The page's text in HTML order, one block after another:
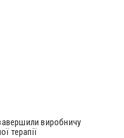
виробничу
терапії